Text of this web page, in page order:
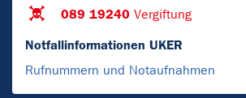
089 19240 Vergiftung
Notfallinformationen UKER
Rufnummern und Notaufnahmen